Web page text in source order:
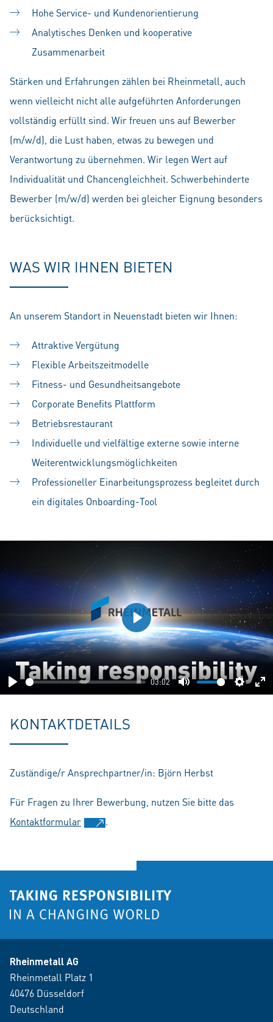
Hohe Service- und Kundenorientierung
Analytisches Denken und kooperative
Zusammenarbeit
Stärken und Erfahrungen zählen bei Rheinmetall, auch
wenn vielleicht nicht alle aufgeführten Anforderungen
vollständig erfüllt sind. Wir freuen uns auf Bewerber
(m/w/d), die Lust haben, etwas zu bewegen und
Verantwortung zu übernehmen. Wir legen Wert auf
Individualität und Chancengleichheit. Schwerbehinderte
Bewerber (m/w/d) werden bei gleicher Eignung besonders
berücksichtigt.
WAS WIR IHNEN BIETEN
An unserem Standort in Neuenstadt bieten wir Ihnen:
Attraktive Vergütung
Flexible Arbeitszeitmodelle
Fitness- und Gesundheitsangebote
Corporate Benefits Plattform
Betriebsrestaurant
Individuelle und vielfältige externe sowie interne
Weiterentwicklungsmöglichkeiten
Professioneller Einarbeitungsprozess begleitet durch
ein digitales Onboarding-Tool
Play
03:02
Mute
Play
KONTAKTDETAILS
Zuständige/r Ansprechpartner/in: Björn Herbst
Für Fragen zu Ihrer Bewerbung, nutzen Sie bitte das
Kontaktformular
.
Rheinmetall AG
Rheinmetall Platz 1
40476 Düsseldorf
Deutschland